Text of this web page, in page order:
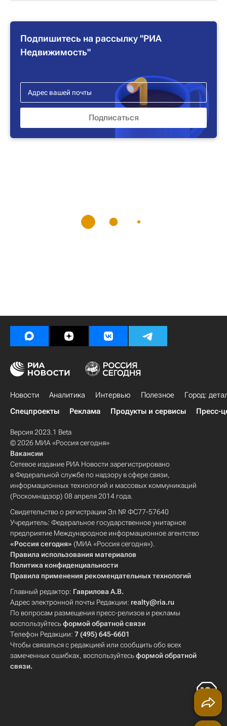
Подпишитесь на рассылку "РИА
Недвижимость"
Новости Аналитика Интервью Полезное
Город:
Спецпроекты
Реклама Продукты и сервисы Пресс-
Версия 2023.1 Beta
© 2026 МИА «Россия сегодня»
Вакансии
Сетевое издание РИА Новости зарегистрировано
в Федеральной службе по надзору в сфере связи,
информационных технологий и массовых коммуникаций
(Роскомнадзор) 08 апреля 2014 года.
Свидетельство о регистрации Эл № ФС77-57640
Учредитель: Федеральное государственное унитарное
предприятие Международное информационное агентство
«Россия сегодня» (МИА «Россия сегодня»).
Правила использования материалов
Политика конфиденциальности
Правила применения рекомендательных технологий
Главный редактор: Гаврилова А.В.
Адрес электронной почты Редакции: realty@ria.ru
По вопросам размещения пресс-релизов и рекламы
воспользуйтесьформой обратной связи
Телефон Редакции: 7 (495) 645-6601
Чтобы связаться с редакцией или сообщить обо всех
замеченных ошибках, воспользуйтесьформой обратной
связи.